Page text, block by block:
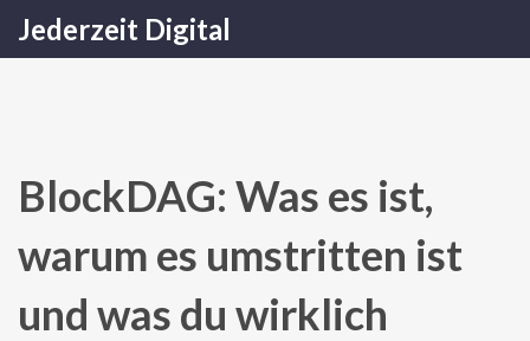
Jederzeit Digital
BlockDAG: Was es ist,
warum es umstritten ist
und was du wirklich